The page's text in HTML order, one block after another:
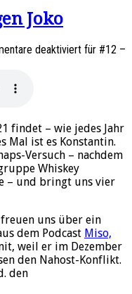
Joko
deaktiviert für #12 –
findet – wie jedes Jahr
Mal ist es Konstantin.
Versuch – nachdem
Whiskey
– und bringt uns vier
uns über ein
dem Podcast Miso,
weil er im Dezember
den Nahost-Konflikt.
den